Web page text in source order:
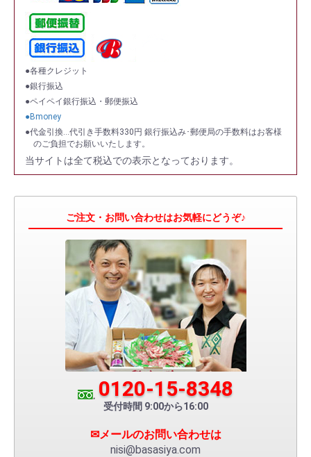
●各種クレジット
●銀行振込
●ペイペイ銀行振込・郵便振込
●Bmoney
●代金引換…代引き手数料330円 銀行振込み･郵便局の手数料はお客様
のご負担でお願いいたします。
当サイトは全て税込での表示となっております。
ご注文・お問い合わせはお気軽にどうぞ♪
0120-15-8348
受付時間 9:00から16:00
✉メールのお問い合わせは
nisi@basasiya.com